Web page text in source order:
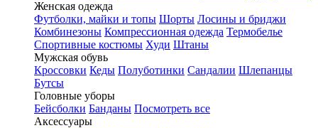
Женская одежда
Футболки, майки и топы Шорты Лосины и бриджи
Комбинезоны Компрессионная одежда Термобелье
Спортивные костюмы Худи Штаны
Мужская обувь
Кроссовки Кеды Полуботинки Сандалии Шлепанцы
Бутсы
Головные уборы
Бейсболки Банданы Посмотреть все
Аксессуары